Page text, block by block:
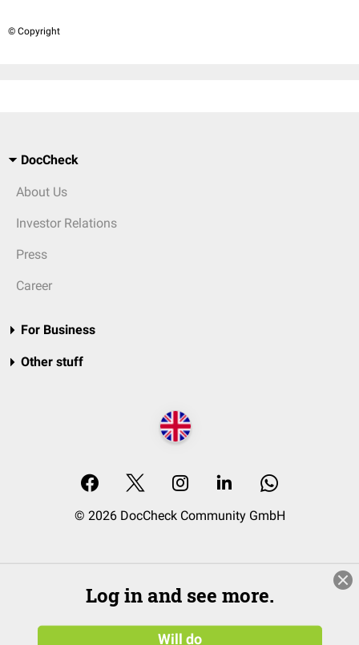
© Copyright
DocCheck
About Us
Investor Relations
Press
Career
For Business
Other stuff
© 2026 DocCheck Community GmbH
Log in and see more.
Will do